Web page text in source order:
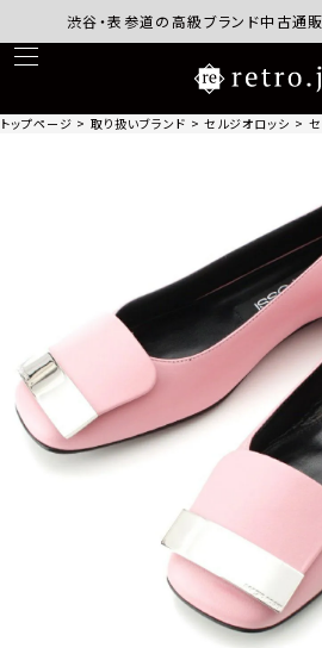
渋谷・表参道の高級ブランド中古通販
トップページ 取り扱いブランド セルジオロッシ